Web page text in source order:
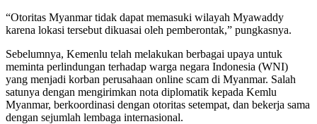
“Otoritas Myanmar tidak dapat memasuki wilayah Myawaddy
karena lokasi tersebut dikuasai oleh pemberontak,” pungkasnya.
Sebelumnya, Kemenlu telah melakukan berbagai upaya untuk
meminta perlindungan terhadap warga negara Indonesia (WNI)
yang menjadi korban perusahaan online scam di Myanmar. Salah
satunya dengan mengirimkan nota diplomatik kepada Kemlu
Myanmar, berkoordinasi dengan otoritas setempat, dan bekerja sama
dengan sejumlah lembaga internasional.